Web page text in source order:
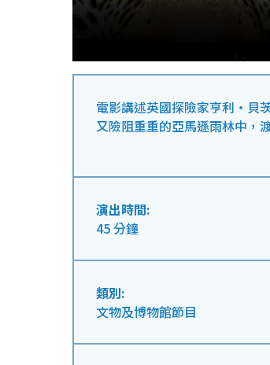
電影講述英國探險家亨利‧貝
又險阻重重的亞馬遜雨林中，
演出時間:
45 分鐘
類別:
文物及博物館節目